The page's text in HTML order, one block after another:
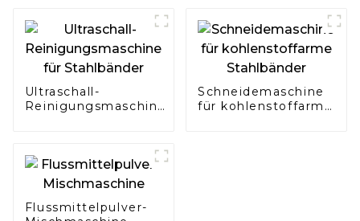
Ultraschall-
Reinigungsmaschine
Schneidemaschine
für kohlenstoffarme
Flussmittelpulver-